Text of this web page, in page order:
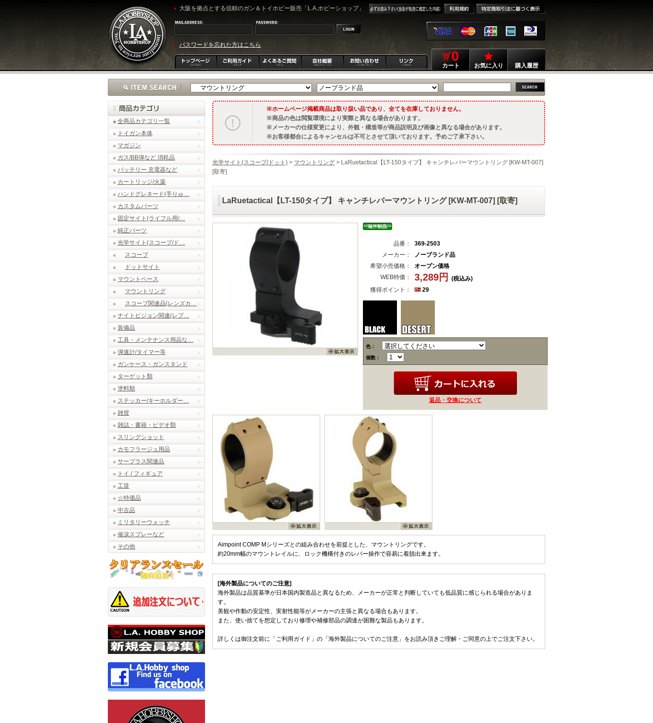
大阪を拠点とする信頼のガン＆トイホビー販売「L.A.ホビーショップ」
パスワードを忘れた方はこちら
0
カート お気に入り 購入履歴
全商品カテゴリ一覧
トイガン本体
マガジン
ガス/BB弾など 消耗品
バッテリー 充電器など
カートリッジ/火薬
ハンドグレネード(手りゅ…
カスタムパーツ
固定サイト(ライフル用/…
純正パーツ
光学サイト(スコープ/ド…
スコープ
ドットサイト
マウントベース
マウントリング
スコープ関連品(レンズカ…
ナイトビジョン関連(レプ…
装備品
工具・メンテナンス用品な…
弾速計/タイマー等
ガンケース・ガンスタンド
ターゲット類
塗料類
ステッカー/キーホルダー…
雑貨
雑誌・書籍・ビデオ類
スリングショット
カモフラージュ用品
サープラス関連品
トイ / フィギュア
工賃
☆特価品
中古品
ミリタリーウォッチ
催涙スプレーなど
その他
ホームページ掲載商品は取り扱い品であり、全てを在庫しておりません。
商品の色は閲覧環境により実際と異なる場合があります。
メーカーの仕様変更により、外観・構造等が商品説明及び画像と異なる場合があります。
お客様都合によるキャンセルは不可とさせて頂いております。予めご了承下さい。
光学サイト(スコープ/ドット) > マウントリング > LaRuetactical【LT-150タイプ】 キャンチレバーマウントリング [KW-MT-007]
[取寄]
LaRuetactical【LT-150タイプ】 キャンチレバーマウントリング [KW-MT-007] [取寄]
品番：
369-2503
メーカー：
ノーブランド品
希望小売価格：
オープン価格
WEB特価：
3,289円
(税込み)
獲得ポイント：
29
色：
個数：
返品・交換について
Aimpoint COMP Mシリーズとの組み合わせを前提とした、マウントリングです。
約20mm幅のマウントレイルに、ロック機構付きのレバー操作で容易に着脱出来ます。
[海外製品についてのご注意]
海外製品は品質基準が日本国内製造品と異なるため、メーカーが正常と判断していても低品質に感じられる場合がありま
す。
美観や作動の安定性、実射性能等がメーカーの主張と異なる場合もあります。
また、使い捨てを想定しており修理や補修部品の調達が困難な製品もあります。
詳しくは御注文前に「ご利用ガイド」の「海外製品についてのご注意」をお読み頂きご理解・ご同意の上でご注文下さい。